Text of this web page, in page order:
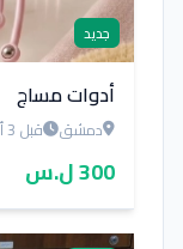
جديد
أدوات مساج
دمشق قبل 3 أشهر
300 ل.س